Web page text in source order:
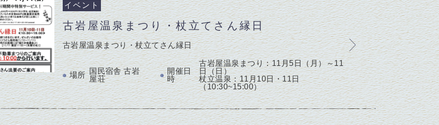
イベント
古岩屋温泉まつり・杖立てさん縁日
古岩屋温泉まつり・杖立てさん縁日
場所 国民宿舎 古岩
屋荘
開催日
時
古岩屋温泉まつり：11月5日（月）～11
日（日）
杖立温泉：11月10日・11日
（10:30~15:00）